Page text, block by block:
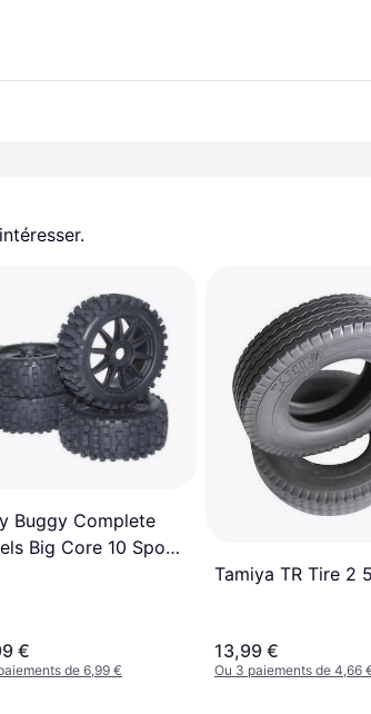
Buggy Complete
Big Core 10 Spoke
€
de 6,99 €
Tamiya TR Tire 2
13,99 €
Ou 3 paiements de 4,66